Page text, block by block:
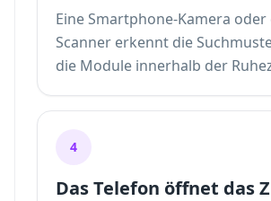
Eine Smartphone-Kamera oder
Scanner erkennt die
die Module innerhalb der
4
Das Telefon öffnet das